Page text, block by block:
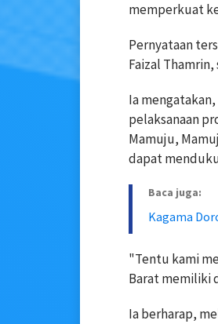
memperkuat
Pernyataan
Faizal
Ia
pelaksanaan
Mamuju,
dapat
Baca juga:
Kagama
"Tentu kami
Barat memiliki
Ia berharap,